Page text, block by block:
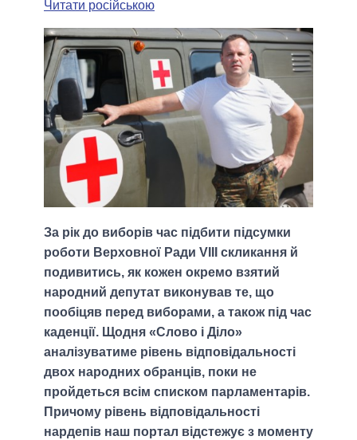
Читати російською
За рік до виборів час підбити підсумки
роботи Верховної Ради VIII скликання й
подивитись, як кожен окремо взятий
народний депутат виконував те, що
пообіцяв перед виборами, а також під час
каденції. Щодня «Слово і Діло»
аналізуватиме рівень відповідальності
двох народних обранців, поки не
пройдеться всім списком парламентарів.
Причому рівень відповідальності
нардепів наш портал відстежує з моменту